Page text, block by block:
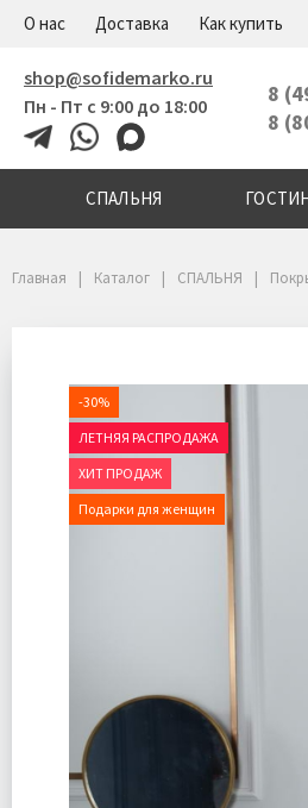
О нас Доставка Как купить
shop@sofidemarko.ru
Пн - Пт с 9:00 до 18:00
8
8
СПАЛЬНЯ
Главная Каталог СПАЛЬНЯ
-30%
ЛЕТНЯЯ РАСПРОДАЖА
ХИТ ПРОДАЖ
Подарки для женщин